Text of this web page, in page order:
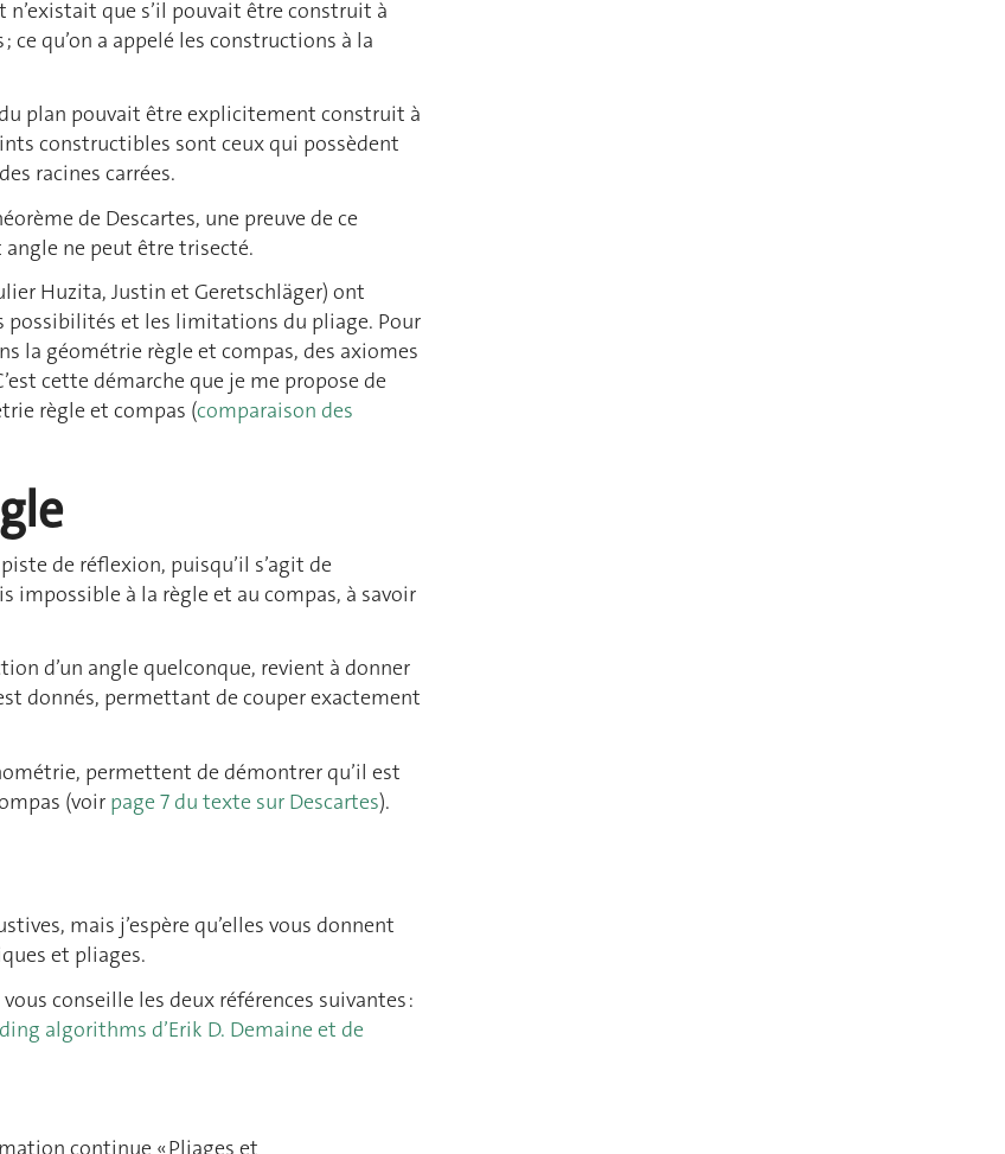
que s’il pouvait être construit à
ce qu’on a appelé les constructions à la
plan pouvait être explicitement construit à
constructibles sont ceux qui possèdent
racines carrées.
de Descartes, une preuve de ce
ne peut être trisecté.
Huzita, Justin et Geretschläger) ont
possibilités et les limitations du pliage. Pour
la géométrie règle et compas, des axiomes
cette démarche que je me propose de
règle et compas (comparaison des
de réflexion, puisqu’il s’agit de
impossible à la règle et au compas, à savoir
d’un angle quelconque, revient à donner
donnés, permettant de couper exactement
permettent de démontrer qu’il est
(voir page 7 du texte sur Descartes).
mais j’espère qu’elles vous donnent
et pliages.
conseille les deux références suivantes :
algorithms d’Erik D. Demaine et de
continue « Pliages et